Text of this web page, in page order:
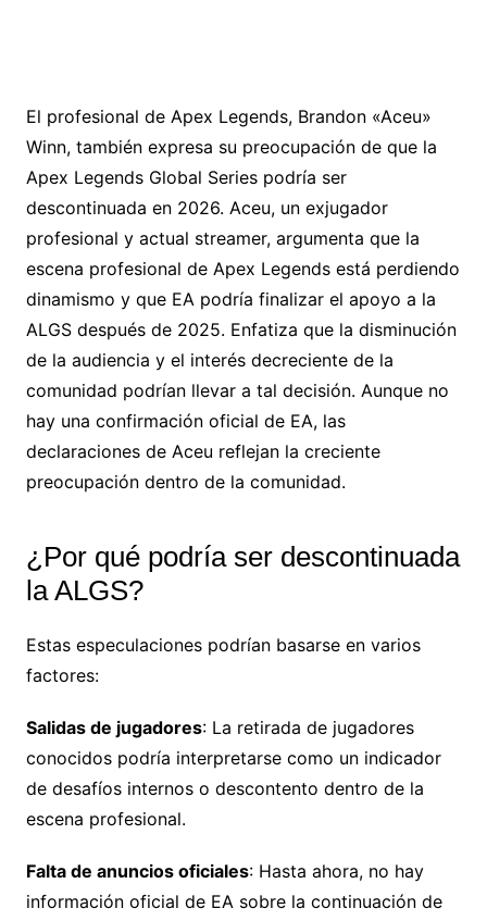
El profesional de Apex Legends, Brandon «Aceu»
Winn, también expresa su preocupación de que la
Apex Legends Global Series podría ser
descontinuada en 2026. Aceu, un exjugador
profesional y actual streamer, argumenta que la
escena profesional de Apex Legends está perdiendo
dinamismo y que EA podría finalizar el apoyo a la
ALGS después de 2025. Enfatiza que la disminución
de la audiencia y el interés decreciente de la
comunidad podrían llevar a tal decisión. Aunque no
hay una confirmación oficial de EA, las
declaraciones de Aceu reflejan la creciente
preocupación dentro de la comunidad.
¿Por qué podría ser descontinuada
la ALGS?
Estas especulaciones podrían basarse en varios
factores:
Salidas de jugadores: La retirada de jugadores
conocidos podría interpretarse como un indicador
de desafíos internos o descontento dentro de la
escena profesional.
Falta de anuncios oficiales: Hasta ahora, no hay
información oficial de EA sobre la continuación de